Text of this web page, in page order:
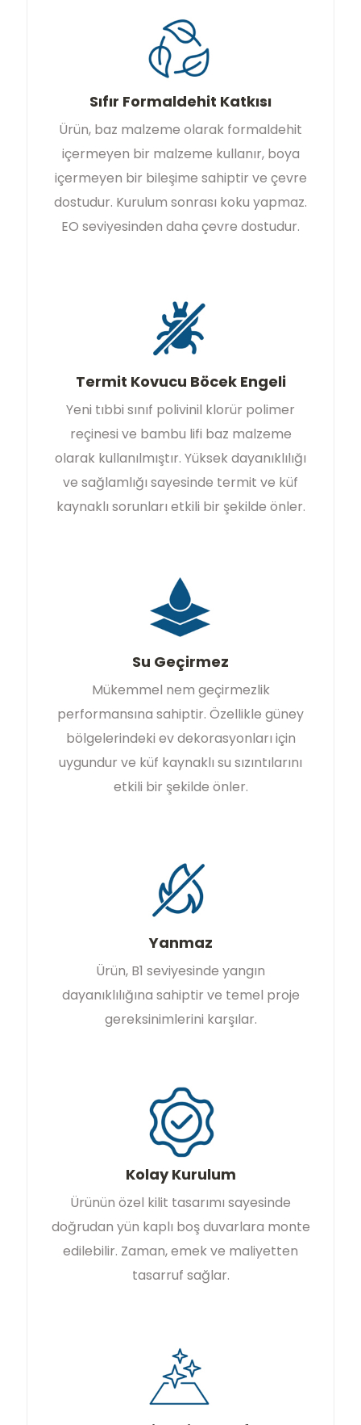
Sıfır Formaldehit Katkısı
Ürün, baz malzeme olarak formaldehit
içermeyen bir malzeme kullanır, boya
içermeyen bir bileşime sahiptir ve çevre
dostudur. Kurulum sonrası koku yapmaz.
EO seviyesinden daha çevre dostudur.
Termit Kovucu Böcek Engeli
Yeni tıbbi sınıf polivinil klorür polimer
reçinesi ve bambu lifi baz malzeme
olarak kullanılmıştır. Yüksek dayanıklılığı
ve sağlamlığı sayesinde termit ve küf
kaynaklı sorunları etkili bir şekilde önler.
Su Geçirmez
Mükemmel nem geçirmezlik
performansına sahiptir. Özellikle güney
bölgelerindeki ev dekorasyonları için
uygundur ve küf kaynaklı su sızıntılarını
etkili bir şekilde önler.
Yanmaz
Ürün, B1 seviyesinde yangın
dayanıklılığına sahiptir ve temel proje
gereksinimlerini karşılar.
Kolay Kurulum
Ürünün özel kilit tasarımı sayesinde
doğrudan yün kaplı boş duvarlara monte
edilebilir. Zaman, emek ve maliyetten
tasarruf sağlar.